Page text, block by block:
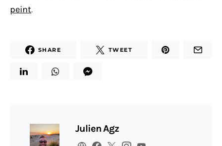
peint.
SHARE TWEET
Julien Agz